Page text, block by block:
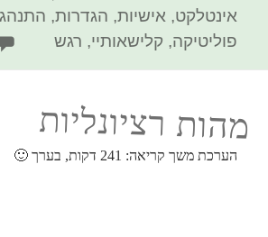
אינטלקט, אישיות, הגדרות,
פוליטיקה, קלישאותיי, רגש
מהות רציונליות
הערכת משך קריאה: 241 דקות, בערך 🙂